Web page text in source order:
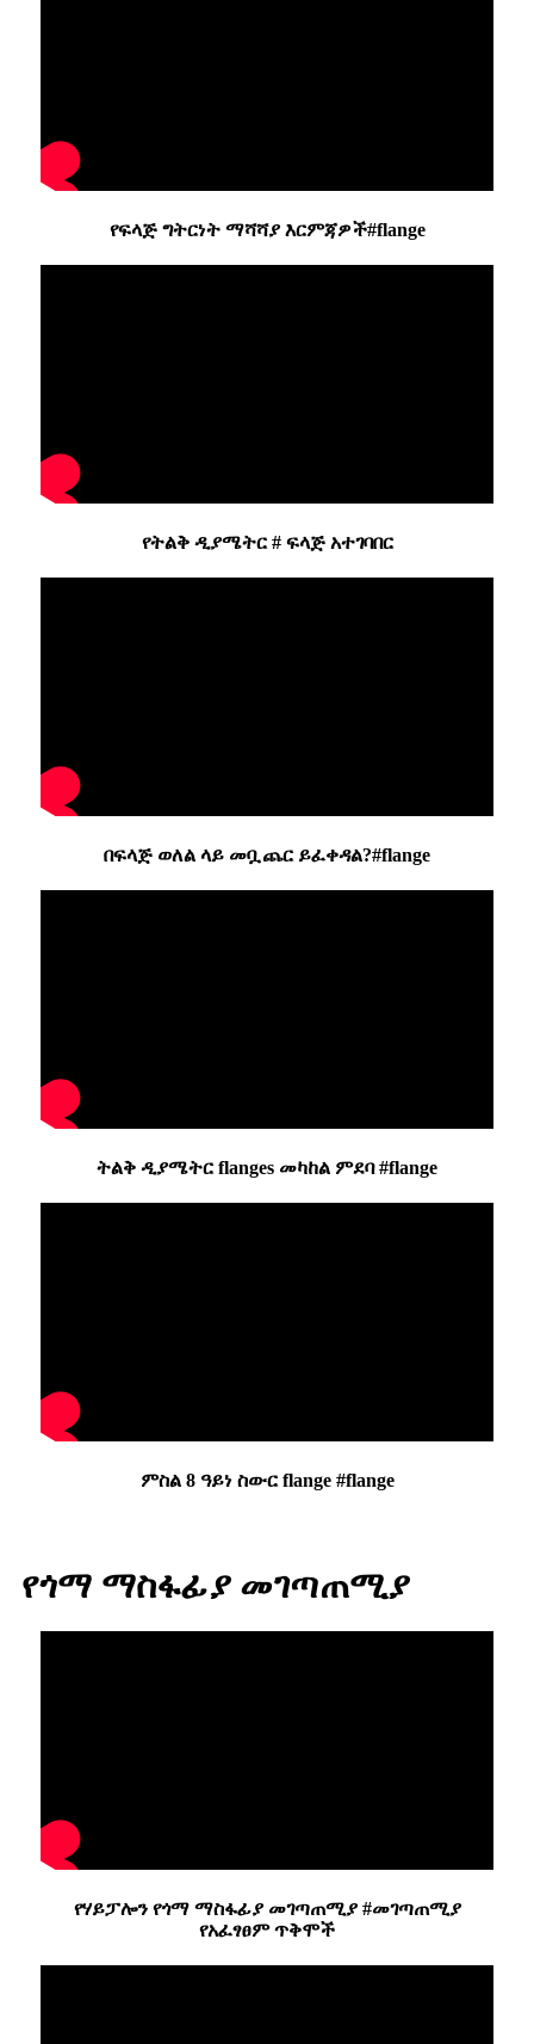
የፍላጅ ግትርነት ማሻሻያ እርምጃዎች#flange
የትልቅ ዲያሜትር # ፍላጅ አተገባበር
በፍላጅ ወለል ላይ መቧጨር ይፈቀዳል?#flange
ትልቅ ዲያሜትር flanges መካከል ምደባ #flange
ምስል 8 ዓይነ ስውር flange #flange
የጎማ ማስፋፊያ መገጣጠሚያ
የሃይፓሎን የጎማ ማስፋፊያ መገጣጠሚያ #መገጣጠሚያ
የአፈፃፀም ጥቅሞች